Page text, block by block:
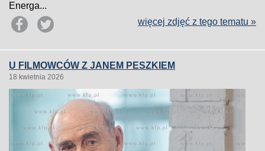
Energa...
więcej zdjęć z tego tematu »
U FILMOWCÓW Z JANEM PESZKIEM
18 kwietnia 2026